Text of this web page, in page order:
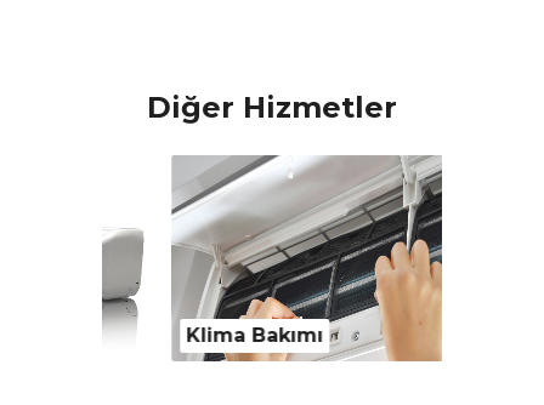
Diğer Hizmetler
Klima Bakımı